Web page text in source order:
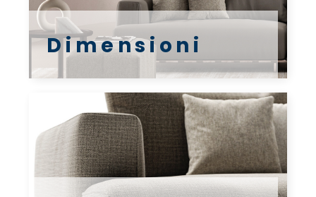
Dimensioni